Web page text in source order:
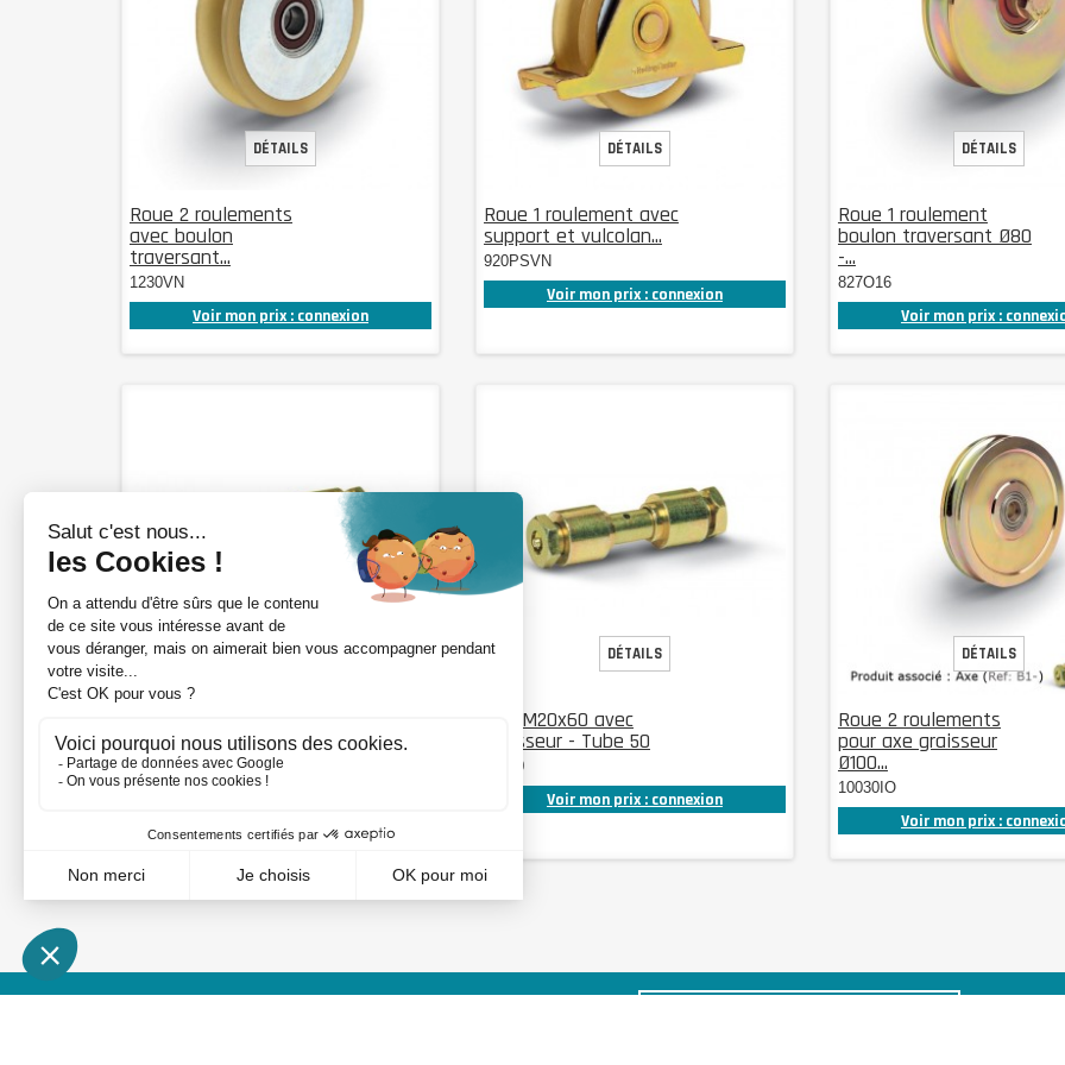
Roue 2 roulements
avec boulon
traversant...
1230VN
Voir mon prix : connexion
DÉTAILS
Roue 1 roulement avec
support et vulcolan...
920PSVN
Voir mon prix : connexion
DÉTAILS
Roue 1 roulement
boulon traversant Ø80
-...
827O16
Voir mon prix :
DÉTAILS
graisseur - Tube 40
B1-40
DÉTAILS
Axe M20x60 avec
graisseur - Tube 50
B2-50
Voir mon prix : connexion
DÉTAILS
Roue 2 roulements
pour axe graisseur
Ø100...
10030IO
Voir mon prix :
DÉTAILS